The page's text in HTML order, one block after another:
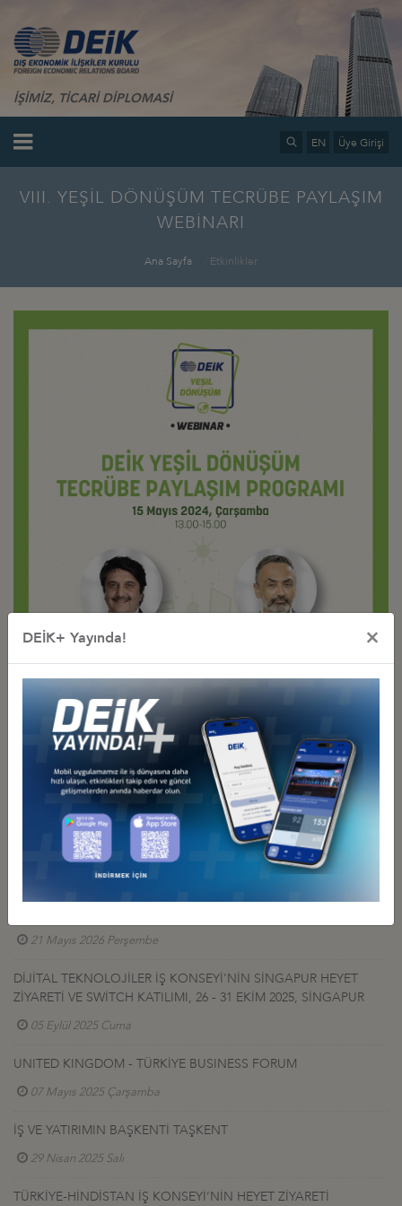
İŞİMİZ, TİCARİ DİPLOMASİ
EN Üye Girişi
VIII. YEŞİL DÖNÜŞÜM TECRÜBE PAYLAŞIM
WEBİNARI
Ana Sayfa Etkinlikler
İş Konseyi ile Alakalı Diğer Etkinlikler
DEİK/TÜRKİYE-ÇİN İŞ KONSEYİ’NİN 4. ÇİN ULUSLARARASI
21 Mayıs 2026 Perşembe
DİJİTAL TEKNOLOJİLER İŞ KONSEYİ'NİN SİNGAPUR HEYET
ZİYARETİ VE SWİTCH KATILIMI, 26 - 31 EKİM 2025, SİNGAPUR
05 Eylül 2025 Cuma
UNITED KINGDOM - TÜRKİYE BUSINESS FORUM
07 Mayıs 2025 Çarşamba
İŞ VE YATIRIMIN BAŞKENTİ TAŞKENT
29 Nisan 2025 Salı
TÜRKİYE-HİNDİSTAN İŞ KONSEYİ’NİN HEYET ZİYARETİ
DEİK+ Yayında! ×